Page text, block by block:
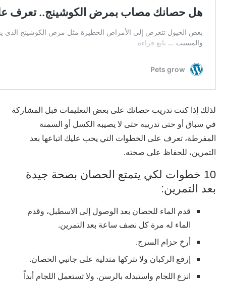
لذلك إذا كنت تدريب حصانك على بعض التعليمات قبل المشاركة
في سباق أو حتى تدريبه حتى لا يصيبه الكسل أو السمنة
المفرطة، تعرف على الخطوات التي يحب عليك اتباعها بعد
التمرين، للحفاظ على صحته.
10 خطوات لكي يتمتع الحصان بصحة جيدة
بعد التمرين:
قدم الماء للحصان بعد الوصول إلى الاسطبل، وقدم
الماء له مرة كل نصف ساعة بعد التمرين.
أرخِ حزام السرج.
إرفع الركبان ولا تتركها متدلية على جانبي الحصان.
انزع اللجام واستبدله بالرسن. ولا تستعمل اللجام أبداً